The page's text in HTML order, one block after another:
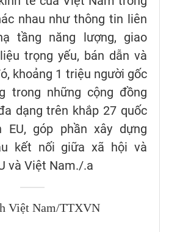
nhau như thông tin liên
tầng năng lượng, giao
trọng yếu, bán dẫn và
khoảng 1 triệu người gốc
trong những cộng đồng
dạng trên khắp 27 quốc
EU, góp phần xây dựng
kết nối giữa xã hội và
và Việt Nam./.a
Việt Nam/TTXVN